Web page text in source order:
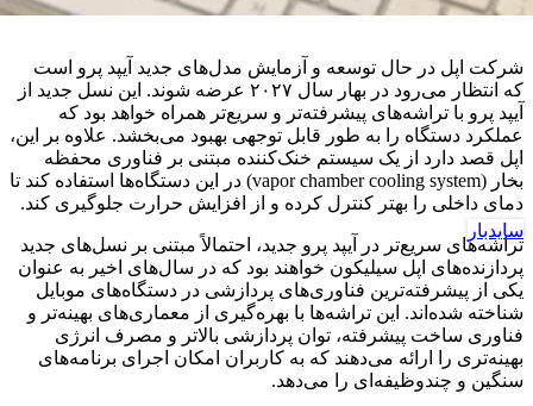
شرکت اپل در حال توسعه و آزمایش مدل‌های جدید آیپد پرو است
که انتظار می‌رود در بهار سال ۲۰۲۷ عرضه شوند. این نسل جدید از
آیپد پرو با تراشه‌های پیشرفته‌تر و سریع‌تر همراه خواهد بود که
عملکرد دستگاه را به طور قابل توجهی بهبود می‌بخشد. علاوه بر این،
اپل قصد دارد از یک سیستم خنک‌کننده مبتنی بر فناوری محفظه
بخار (vapor chamber cooling system) در این دستگاه‌ها استفاده کند تا
دمای داخلی را بهتر کنترل کرده و از افزایش حرارت جلوگیری کند.
تراشه‌های سریع‌تر در آیپد پرو جدید، احتمالاً مبتنی بر نسل‌های جدید
پردازنده‌های اپل سیلیکون خواهند بود که در سال‌های اخیر به عنوان
یکی از پیشرفته‌ترین فناوری‌های پردازشی در دستگاه‌های موبایل
شناخته شده‌اند. این تراشه‌ها با بهره‌گیری از معماری‌های بهینه‌تر و
فناوری ساخت پیشرفته، توان پردازشی بالاتر و مصرف انرژی
بهینه‌تری را ارائه می‌دهند که به کاربران امکان اجرای برنامه‌های
سنگین و چندوظیفه‌ای را می‌دهد.
سایدبار